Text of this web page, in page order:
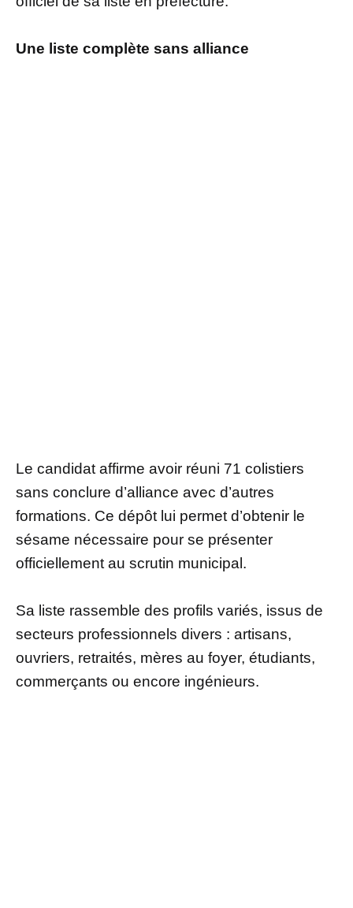
Une liste complète sans alliance
Le candidat affirme avoir réuni 71 colistiers
sans conclure d’alliance avec d’autres
formations. Ce dépôt lui permet d’obtenir le
sésame nécessaire pour se présenter
officiellement au scrutin municipal.
Sa liste rassemble des profils variés, issus de
secteurs professionnels divers : artisans,
ouvriers, retraités, mères au foyer, étudiants,
commerçants ou encore ingénieurs.